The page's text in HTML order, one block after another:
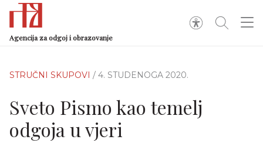
Agencija za odgoj i obrazovanje
STRUČNI SKUPOVI / 4. STUDENOGA 2020.
Sveto Pismo kao temelj
odgoja u vjeri